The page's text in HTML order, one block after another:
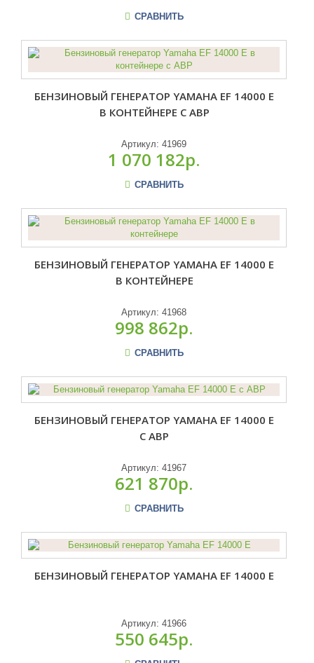
СРАВНИТЬ
БЕНЗИНОВЫЙ ГЕНЕРАТОР YAMAHA EF 14000 E
В КОНТЕЙНЕРЕ С АВР
Артикул:41969
1 070 182р.
СРАВНИТЬ
БЕНЗИНОВЫЙ ГЕНЕРАТОР YAMAHA EF 14000 E
В КОНТЕЙНЕРЕ
Артикул:41968
998 862р.
СРАВНИТЬ
БЕНЗИНОВЫЙ ГЕНЕРАТОР YAMAHA EF 14000 E
С АВР
Артикул:41967
621 870р.
СРАВНИТЬ
БЕНЗИНОВЫЙ ГЕНЕРАТОР YAMAHA EF 14000 E
Артикул:41966
550 645р.